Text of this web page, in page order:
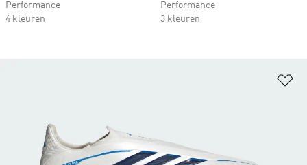
Performance
4 kleuren
Performance
3 kleuren